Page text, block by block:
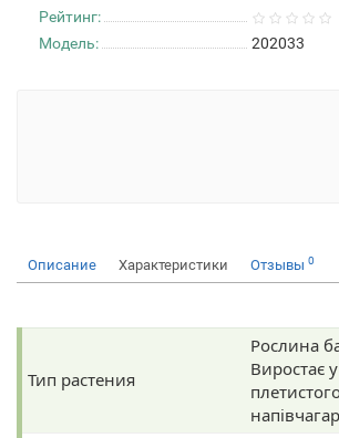
Рейтинг:
Модель:
202033
Описание Характеристики Отзывы 0
Тип растения
Рослина
Виростає